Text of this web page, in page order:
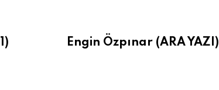
Engin Özpınar (ARA YAZI)